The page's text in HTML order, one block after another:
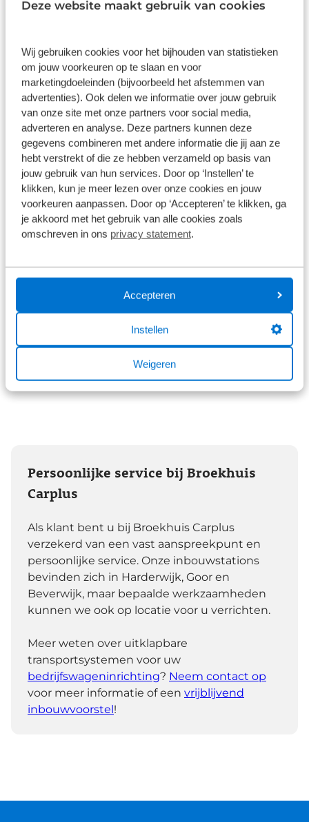
Deze website maakt gebruik van cookies
Wij gebruiken cookies voor het bijhouden van statistieken
om jouw voorkeuren op te slaan en voor
marketingdoeleinden (bijvoorbeeld het afstemmen van
advertenties). Ook delen we informatie over jouw gebruik
van onze site met onze partners voor social media,
adverteren en analyse. Deze partners kunnen deze
gegevens combineren met andere informatie die jij aan ze
hebt verstrekt of die ze hebben verzameld op basis van
jouw gebruik van hun services. Door op ‘Instellen’ te
klikken, kun je meer lezen over onze cookies en jouw
voorkeuren aanpassen. Door op ‘Accepteren’ te klikken, ga
je akkoord met het gebruik van alle cookies zoals
omschreven in ons privacy statement.
Accepteren
Instellen
Weigeren
Om ervoor te zorgen dat u over een uitklapbaar
transportsysteem beschikt dat aan al uw eisen
voldoet, helpen we u met helder advies. Samen
met u zetten we op een rij waar u het systeem voor
nodig heeft. Aan de hand daarvan brengen we een
oplossing in beeld die perfect aansluit op het
gebruik in de praktijk.
De systemen die we inbouwen kenmerken zich
door hun hoge kwaliteit en zijn afkomstig van
Dynnox. Ze hebben een inklapbaar onderstel met
daarbovenop een opbouwmodule. De
bijzonder groot. Van boxen voor gereedschappen,
werkbanken, machines, apparatuur, tot en met
watertanks: vrijwel alles is mogelijk. Heeft u het
uitklapbare transportsysteem even niet nodig? Dan
is dit door een automatische vergrendeling veilig
verankerd in uw laadruimte.
Persoonlijke service bij Broekhuis
Carplus
Als klant bent u bij Broekhuis Carplus
verzekerd van een vast aanspreekpunt en
persoonlijke service. Onze inbouwstations
bevinden zich in Harderwijk, Goor en
Beverwijk, maar bepaalde werkzaamheden
kunnen we ook op locatie voor u verrichten.
Meer weten over uitklapbare
transportsystemen voor uw
bedrijfswageninrichting? Neem contact op
voor meer informatie of een vrijblijvend
inbouwvoorstel!